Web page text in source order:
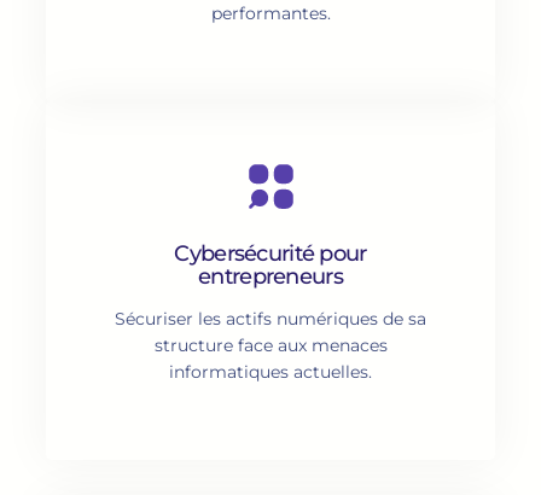
performantes.
Cybersécurité pour
entrepreneurs
Sécuriser les actifs numériques de sa
structure face aux menaces
informatiques actuelles.